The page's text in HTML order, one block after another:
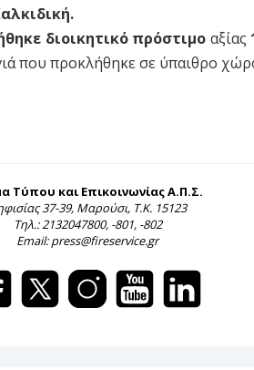
διοικητικό πρόστιμο αξίας
που προκλήθηκε σε ύπαιθρο
Τύπου και Επικοινωνίας Α.Π.Σ.
37-39, Μαρούσι, Τ.Κ. 15123
Τηλ.: 2132047800, -801, -802
Email: press@fireservice.gr